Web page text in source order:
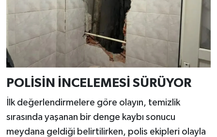
POLİSİN İNCELEMESİ SÜRÜYOR
İlk değerlendirmelere göre olayın, temizlik
sırasında yaşanan bir denge kaybı sonucu
meydana geldiği belirtilirken, polis ekipleri olayla